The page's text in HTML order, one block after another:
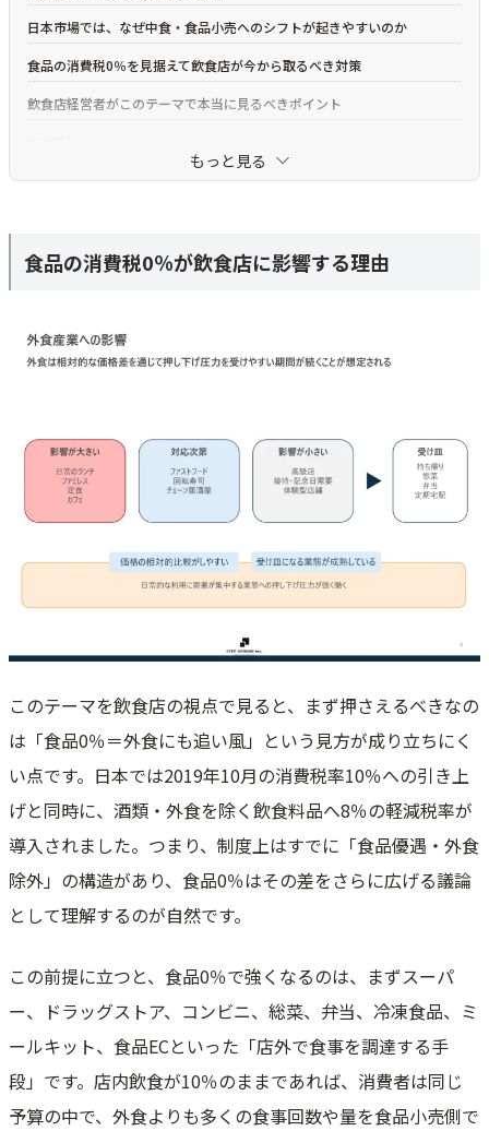
日本市場では、なぜ中食・食品小売へのシフトが起きやすいのか
食品の消費税0％を見据えて飲食店が今から取るべき対策
飲食店経営者がこのテーマで本当に見るべきポイント
もっと見る
食品の消費税0％が飲食店に影響する理由
このテーマを飲食店の視点で見ると、まず押さえるべきなの
は「食品0％＝外食にも追い風」という見方が成り立ちにく
い点です。日本では2019年10月の消費税率10％への引き上
げと同時に、酒類・外食を除く飲食料品へ8％の軽減税率が
導入されました。つまり、制度上はすでに「食品優遇・外食
除外」の構造があり、食品0％はその差をさらに広げる議論
として理解するのが自然です。
この前提に立つと、食品0％で強くなるのは、まずスーパ
ー、ドラッグストア、コンビニ、総菜、弁当、冷凍食品、ミ
ールキット、食品ECといった「店外で食事を調達する手
段」です。店内飲食が10％のままであれば、消費者は同じ
予算の中で、外食よりも多くの食事回数や量を食品小売側で